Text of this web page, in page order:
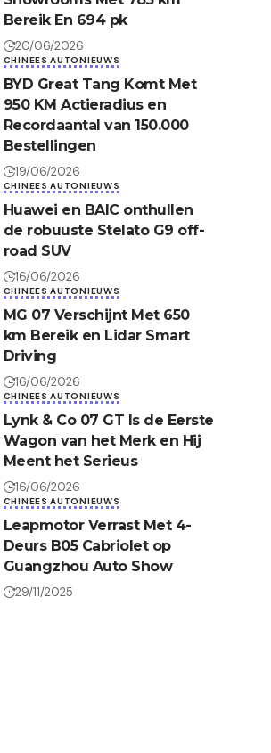
Bereik En 694 pk
20/06/2026
CHINEES AUTONIEUWS
BYD Great Tang Komt Met
950 KM Actieradius en
Recordaantal van 150.000
Bestellingen
19/06/2026
CHINEES AUTONIEUWS
Huawei en BAIC onthullen
de robuuste Stelato G9 off-
road SUV
16/06/2026
CHINEES AUTONIEUWS
MG 07 Verschijnt Met 650
km Bereik en Lidar Smart
Driving
16/06/2026
CHINEES AUTONIEUWS
Lynk & Co 07 GT Is de Eerste
Wagon van het Merk en Hij
Meent het Serieus
16/06/2026
CHINEES AUTONIEUWS
Leapmotor Verrast Met 4-
Deurs B05 Cabriolet op
Guangzhou Auto Show
29/11/2025